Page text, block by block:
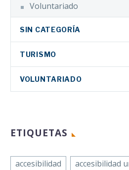
Voluntariado
SIN CATEGORÍA
TURISMO
VOLUNTARIADO
ETIQUETAS
accesibilidad
accesibilidad